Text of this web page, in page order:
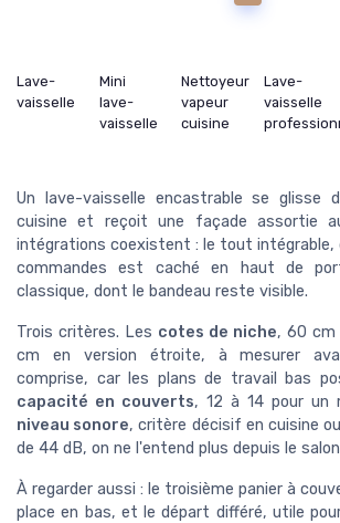
Lave-
vaisselle
Mini
lave-
vaisselle
Nettoyeur
vapeur
cuisine
Lave-
vaisselle
Un lave-vaisselle encastrable se glisse
cuisine et reçoit une façade assortie
intégrations coexistent : le tout intégrable,
commandes est caché en haut de
classique, dont le bandeau reste visible.
Trois critères. Les cotes de niche, 60 cm
cm en version étroite, à mesurer
comprise, car les plans de travail bas
capacité en couverts, 12 à 14 pour un
niveau sonore, critère décisif en cuisine
de 44 dB, on ne l'entend plus depuis le
À regarder aussi : le troisième panier à
place en bas, et le départ différé, utile